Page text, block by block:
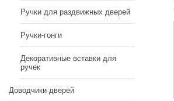
Ручки для раздвижных дверей
Ручки-гонги
Декоративные вставки для
ручек
Доводчики дверей